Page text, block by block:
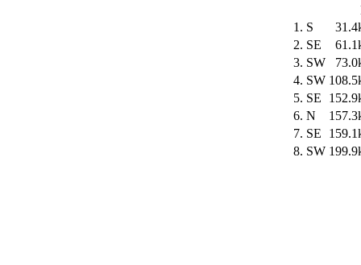
1. S
2. SE
3. SW
4. SW
5. SE
6. N
7. SE
8. SW